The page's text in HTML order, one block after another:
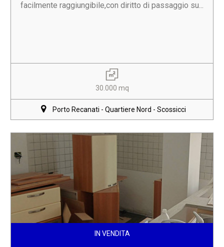
facilmente raggiungibile,con diritto di passaggio su...
30.000 mq
Porto Recanati - Quartiere Nord - Scossicci
IN VENDITA